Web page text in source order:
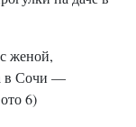
женой,
в Сочи —
6)